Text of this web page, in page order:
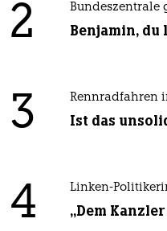
2 Bundeszentrale
Benjamin,
3 Rennradfahren
Ist das
4 Linken-
„Dem